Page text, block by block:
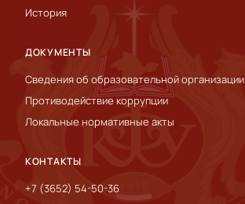
История
ДОКУМЕНТЫ
Сведения об образовательной организации
Противодействие коррупции
Локальные нормативные акты
КОНТАКТЫ
+7 (3652) 54-50-36